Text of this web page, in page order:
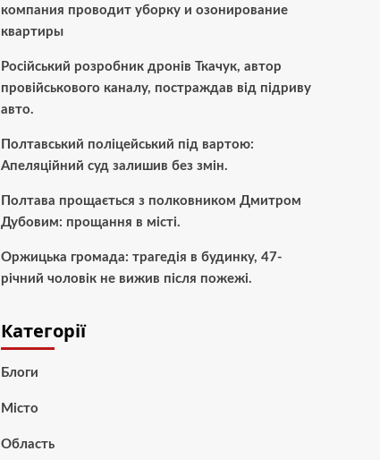
компания проводит уборку и озонирование
квартиры
Російський розробник дронів Ткачук, автор
провійськового каналу, постраждав від підриву
авто.
Полтавський поліцейський під вартою:
Апеляційний суд залишив без змін.
Полтава прощається з полковником Дмитром
Дубовим: прощання в місті.
Оржицька громада: трагедія в будинку, 47-
річний чоловік не вижив після пожежі.
Категорії
Блоги
Місто
Область